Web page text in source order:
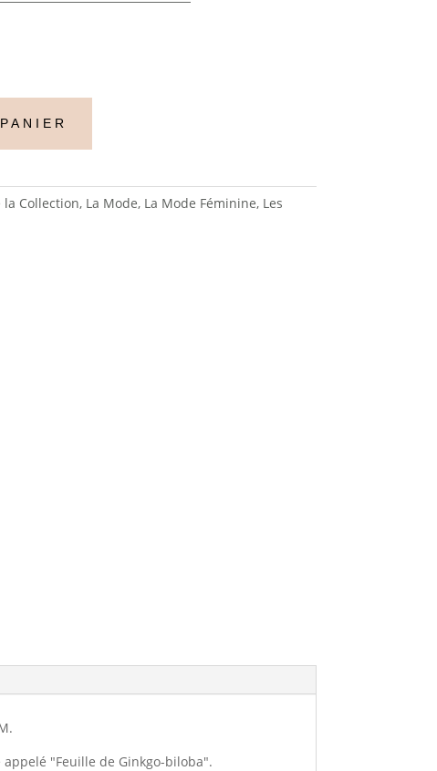
la Collection, La Mode, La Mode Féminine, Les
"Feuille de Ginkgo-biloba".